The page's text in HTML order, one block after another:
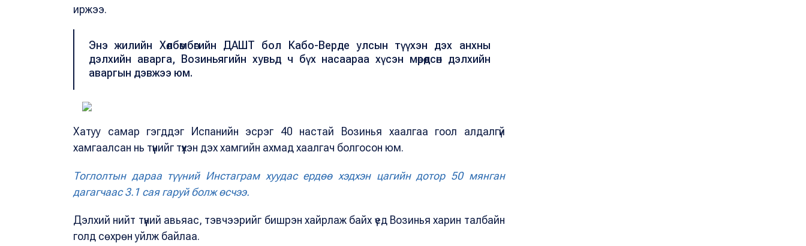
иржээ.
Энэ жилийн Хөлбөмбөгийн ДАШТ бол Кабо-Верде улсын түүхэн дэх анхны
дэлхийн аварга, Возиньягийн хувьд ч бүх насаараа хүсэн мөрөөдсөн дэлхийн
аваргын дэвжээ юм.
Хатуу самар гэгддэг Испанийн эсрэг 40 настай Возинья хаалгаа гоол алдалгүй
хамгаалсан нь түүнийг түүхэн дэх хамгийн ахмад хаалгач болгосон юм.
Тоглолтын дараа түүний Инстаграм хуудас ердөө хэдхэн цагийн дотор 50 мянган
дагагчаас 3.1 сая гаруй болж өсчээ.
Дэлхий нийт түүний авьяас, тэвчээрийг бишрэн хайрлаж байх үед Возинья харин талбайн
голд сөхрөн уйлж байлаа.